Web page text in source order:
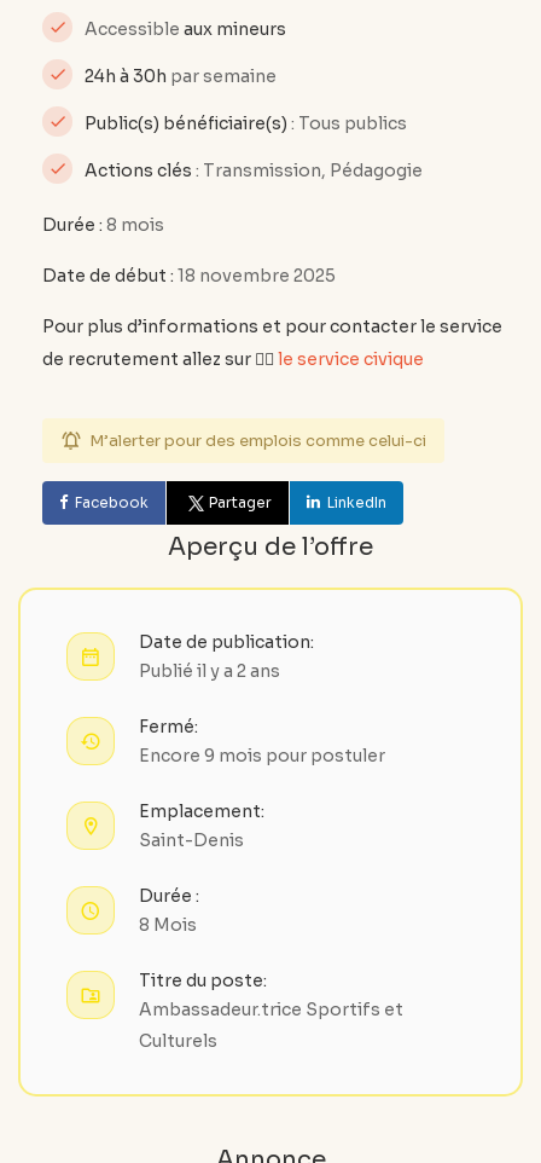
Accessible aux mineurs
24h à 30h par semaine
Public(s) bénéficiaire(s) : Tous publics
Actions clés : Transmission, Pédagogie
Durée : 8 mois
Date de début : 18 novembre 2025
Pour plus d’informations et pour contacter le service
de recrutement allez sur 👉🏽 le service civique
M’alerter pour des emplois comme celui-ci
Facebook Partager LinkedIn
Aperçu de l’offre
Date de publication:
Publié il y a 2 ans
Fermé:
Encore 9 mois pour postuler
Emplacement:
Saint-Denis
Durée :
8 Mois
Titre du poste:
Ambassadeur.trice Sportifs et
Culturels